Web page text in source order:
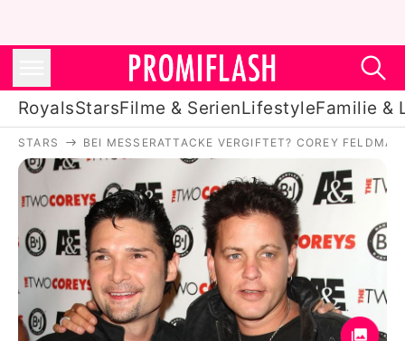
RoyalsStarsFilme & SerienLifestyleFamilie &
Royals
Stars
Filme & Serien
Lifestyle
Familie & Liebe
STARS BEI MESSERATTACKE VERGIFTET? COREY